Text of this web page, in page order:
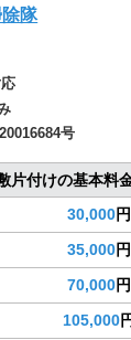
隊
号
片付けの基本料
30,000
35,000
70,000
105,000